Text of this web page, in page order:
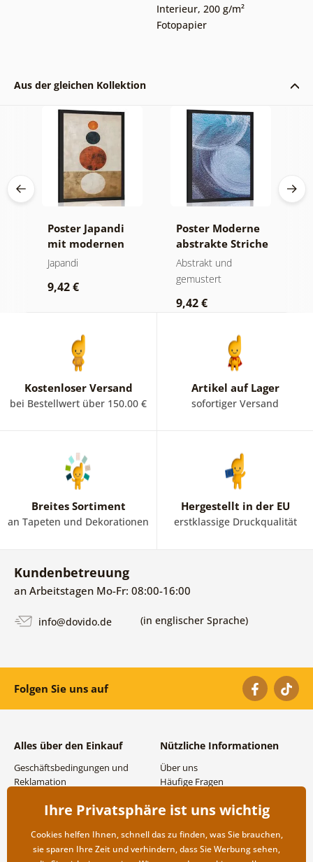
Interieur, 200 g/m²
Fotopapier
Aus der gleichen Kollektion
Poster Japandi
mit modernen
Kreisen
Japandi
9,42 €
Poster Moderne
abstrakte Striche
Abstrakt und
gemustert
9,42 €
Kostenloser Versand
bei Bestellwert über 150.00 €
Artikel auf Lager
sofortiger Versand
Breites Sortiment
an Tapeten und Dekorationen
Hergestellt in der EU
erstklassige Druckqualität
Kundenbetreuung
an Arbeitstagen Mo-Fr: 08:00-16:00
info@dovido.de (in englischer Sprache)
Folgen Sie uns auf
Alles über den Einkauf
Geschäftsbedingungen und
Reklamation
Versand- und
Rücksendung der Ware
Nützliche Informationen
Über uns
Häufige Fragen
Großhandel und
Ihre Privatsphäre ist uns wichtig
Cookies helfen Ihnen, schnell das zu finden, was Sie brauchen,
sie sparen Ihre Zeit und verhindern, dass Sie Werbung sehen,